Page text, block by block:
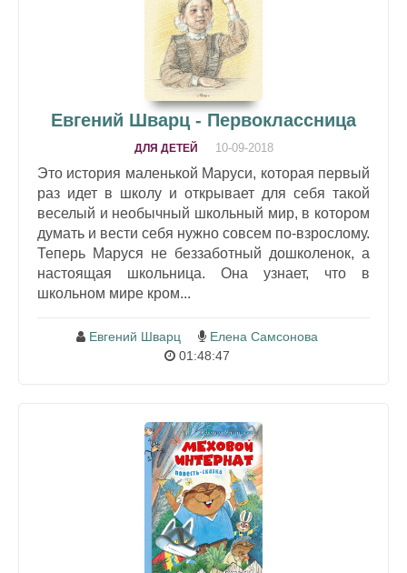
Евгений Шварц - Первоклассница
ДЛЯ ДЕТЕЙ 10-09-2018
Это история маленькой Маруси, которая первый
раз идет в школу и открывает для себя такой
веселый и необычный школьный мир, в котором
думать и вести себя нужно совсем по-взрослому.
Теперь Маруся не беззаботный дошколенок, а
настоящая школьница. Она узнает, что в
школьном мире кром...
Евгений Шварц
Елена Самсонова
01:48:47